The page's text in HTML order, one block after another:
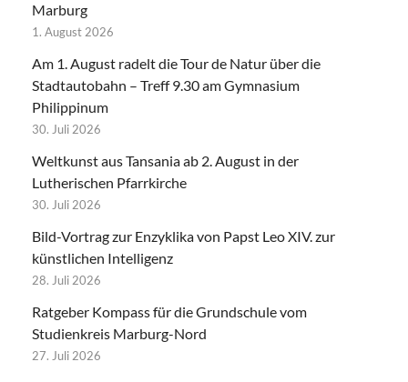
Marburg
1. August 2026
Am 1. August radelt die Tour de Natur über die
Stadtautobahn – Treff 9.30 am Gymnasium
Philippinum
30. Juli 2026
Weltkunst aus Tansania ab 2. August in der
Lutherischen Pfarrkirche
30. Juli 2026
Bild-Vortrag zur Enzyklika von Papst Leo XIV. zur
künstlichen Intelligenz
28. Juli 2026
Ratgeber Kompass für die Grundschule vom
Studienkreis Marburg-Nord
27. Juli 2026